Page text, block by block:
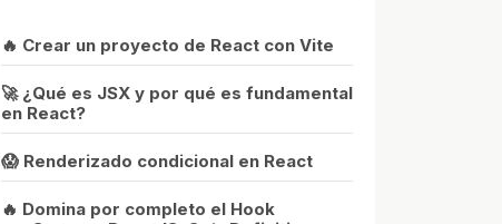
🔥 Crear un proyecto de React con Vite
🚀 ¿Qué es JSX y por qué es fundamental
en React?
😱 Renderizado condicional en React
🔥 Domina por completo el Hook